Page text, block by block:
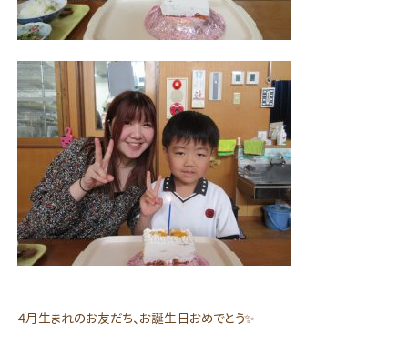
４月生まれのお友だち、お誕生日おめでとう✨